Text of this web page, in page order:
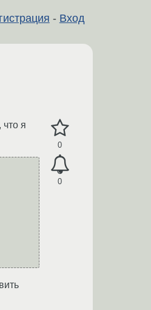
- Вход
0
0
я